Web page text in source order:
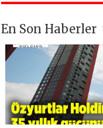
En Son Haberler